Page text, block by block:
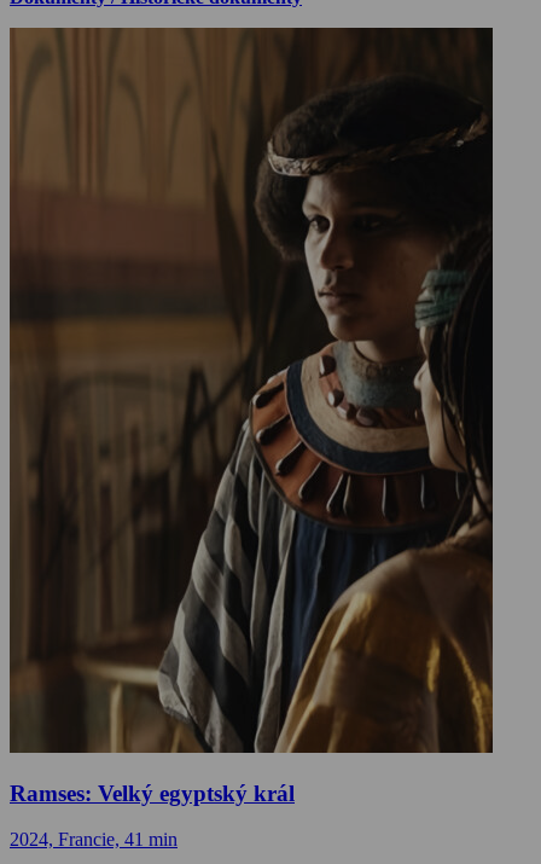
Ramses: Velký egyptský král
2024, Francie, 41 min